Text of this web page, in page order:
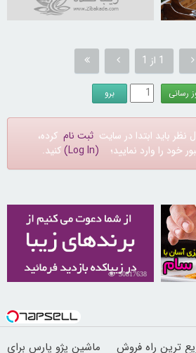
1 از 1
باید ابتدا در سایت ثبت نام کرده،
خود را وارد نمایید؛ (Log In) کنید.
30817638
ترین راه فروش ماشین پژو پارس برای